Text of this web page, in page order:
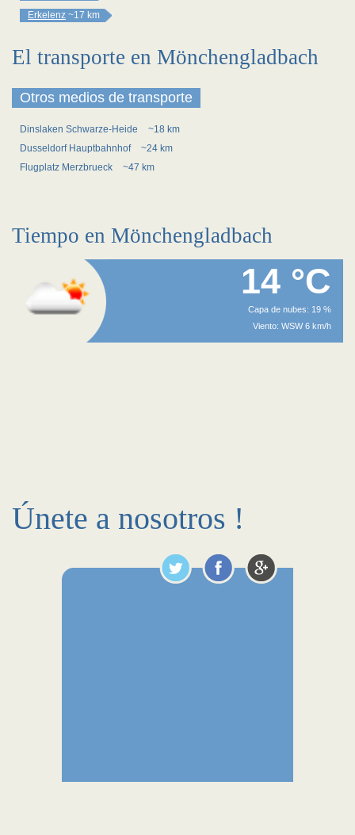
Erkelenz ~17 km
El transporte en Mönchengladbach
Otros medios de transporte
Dinslaken Schwarze-Heide
~18 km
Dusseldorf Hauptbahnhof
~24 km
Flugplatz Merzbrueck
~47 km
Tiempo en Mönchengladbach
14 °C
Capa de nubes: 19 %
Viento: WSW 6 km/h
Únete a nosotros !